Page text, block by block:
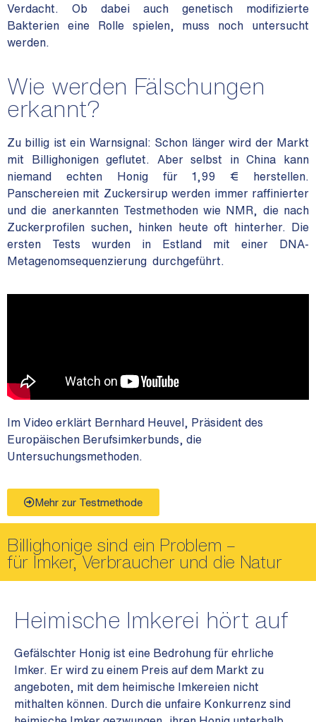
Verdacht. Ob dabei auch genetisch modifizierte
Bakterien eine Rolle spielen, muss noch untersucht
werden.
Wie werden Fälschungen
erkannt?
Zu billig ist ein Warnsignal: Schon länger wird der Markt
mit Billighonigen geflutet. Aber selbst in China kann
niemand echten Honig für 1,99 € herstellen.
Panschereien mit Zuckersirup werden immer raffinierter
und die anerkannten Testmethoden wie NMR, die nach
Zuckerprofilen suchen, hinken heute oft hinterher. Die
ersten Tests wurden in Estland mit einer DNA-
Metagenomsequenzierung durchgeführt.
Im Video erklärt Bernhard Heuvel, Präsident des
Europäischen Berufsimkerbunds, die
Untersuchungsmethoden.
Mehr zur Testmethode
Billighonige sind ein Problem –
für Imker, Verbraucher und die Natur
Heimische Imkerei hört auf
Gefälschter Honig ist eine Bedrohung für ehrliche
Imker. Er wird zu einem Preis auf dem Markt zu
angeboten, mit dem heimische Imkereien nicht
mithalten können. Durch die unfaire Konkurrenz sind